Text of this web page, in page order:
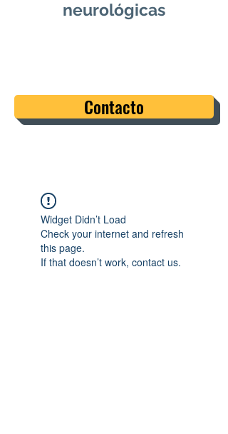
neurológicas
Contacto
Widget Didn’t Load
Check your internet and refresh
this page.
If that doesn’t work, contact us.